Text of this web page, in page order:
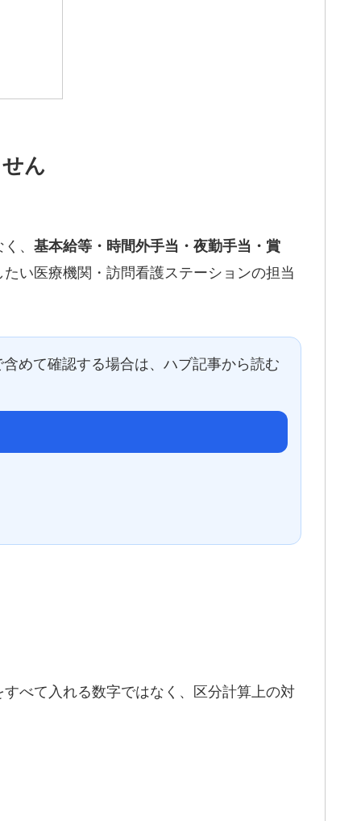
ん
、 基本給等・時間外手当・夜勤手当・賞
い医療機関・訪問看護ステーションの担当
めて確認する場合は、ハブ記事から読む
べて入れる数字ではなく、区分計算上の対